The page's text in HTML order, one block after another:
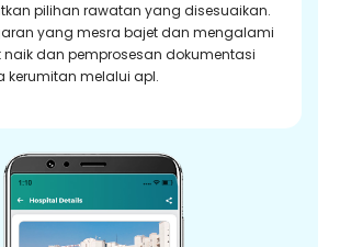
pilihan rawatan yang disesuaikan.
yang mesra bajet dan mengalami
dan pemprosesan dokumentasi
kerumitan melalui apl.